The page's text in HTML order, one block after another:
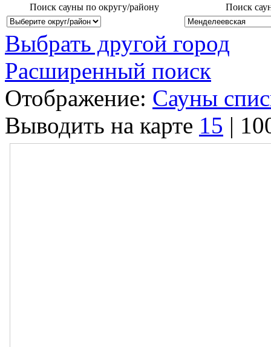
Поиск сауны по округу/району Поиск
Выбрать другой город
Расширенный поиск
Отображение: Сауны
Выводить на карте 15 |